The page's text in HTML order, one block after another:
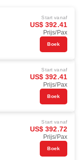
Start vanaf
US$ 392.41
Prijs/Pax
Boek
Start vanaf
US$ 392.41
Prijs/Pax
Boek
Start vanaf
US$ 392.72
Prijs/Pax
Boek